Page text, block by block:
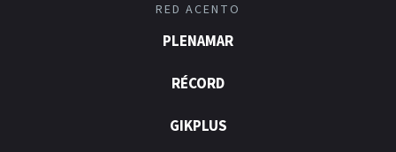
RED ACENTO
PLENAMAR
RÉCORD
GIKPLUS